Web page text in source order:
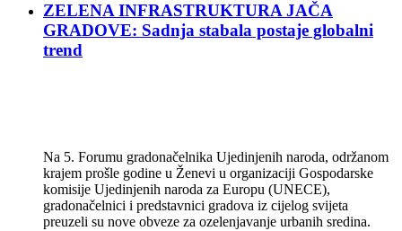
ZELENA INFRASTRUKTURA JAČA
GRADOVE: Sadnja stabala postaje globalni
trend
Na 5. Forumu gradonačelnika Ujedinjenih naroda, održanom
krajem prošle godine u Ženevi u organizaciji Gospodarske
komisije Ujedinjenih naroda za Europu (UNECE),
gradonačelnici i predstavnici gradova iz cijelog svijeta
preuzeli su nove obveze za ozelenjavanje urbanih sredina.